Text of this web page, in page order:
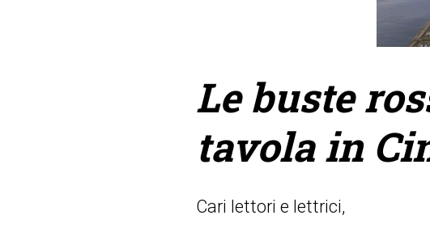
Le buste
tavola in
Cari lettori e lettrici,